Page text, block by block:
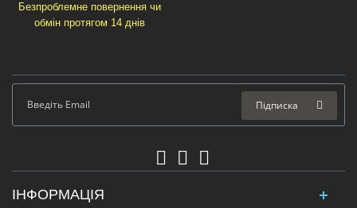
Безпроблемне повернення чи
обмін протягом 14 днів
Підписка
ІНФОРМАЦІЯ